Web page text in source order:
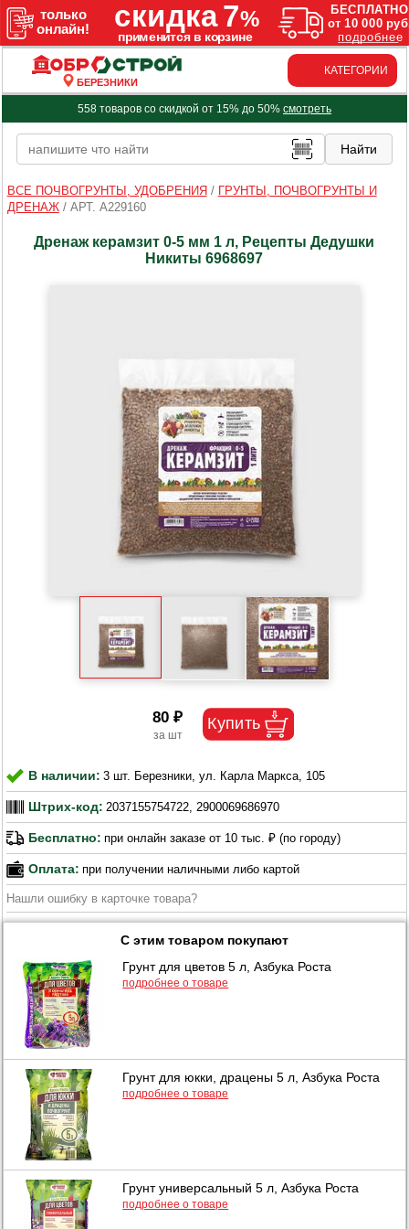
БЕРЕЗНИКИ
КАТЕГОРИИ
558 товаров со скидкой от 15% до 50% смотреть
ВСЕ ПОЧВОГРУНТЫ, УДОБРЕНИЯ / ГРУНТЫ, ПОЧВОГРУНТЫ И
ДРЕНАЖ/ АРТ. A229160
Дренаж керамзит 0-5 мм 1 л, Рецепты Дедушки
Никиты 6968697
80 ₽
В наличии: 3 шт. Березники, ул. Карла Маркса, 105
Штрих-код: 2037155754722, 2900069686970
Бесплатно: при онлайн заказе от 10 тыс. ₽ (по городу)
Оплата: при получении наличными либо картой
Нашли ошибку в карточке товара?
С этим товаром покупают
Грунт для цветов 5 л, Азбука Роста
подробнее о товаре
Грунт для юкки, драцены 5 л, Азбука Роста
подробнее о товаре
Грунт универсальный 5 л, Азбука Роста
подробнее о товаре